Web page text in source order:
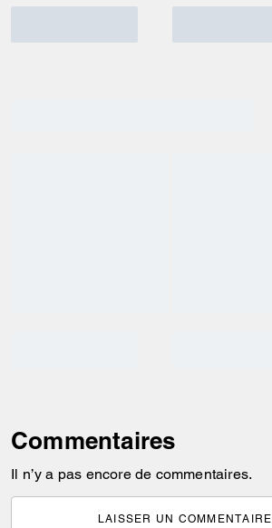
Commentaires
Il n’y a pas encore de commentaires.
LAISSER UN COMMENTAIRE